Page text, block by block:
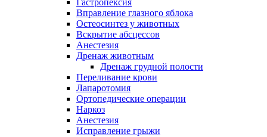
Гастропексия
Вправление глазного яблока
Остеосинтез у животных
Вскрытие абсцессов
Анестезия
Дренаж животным
Дренаж грудной полости
Переливание крови
Лапаротомия
Ортопедические операции
Наркоз
Анестезия
Исправление грыжи